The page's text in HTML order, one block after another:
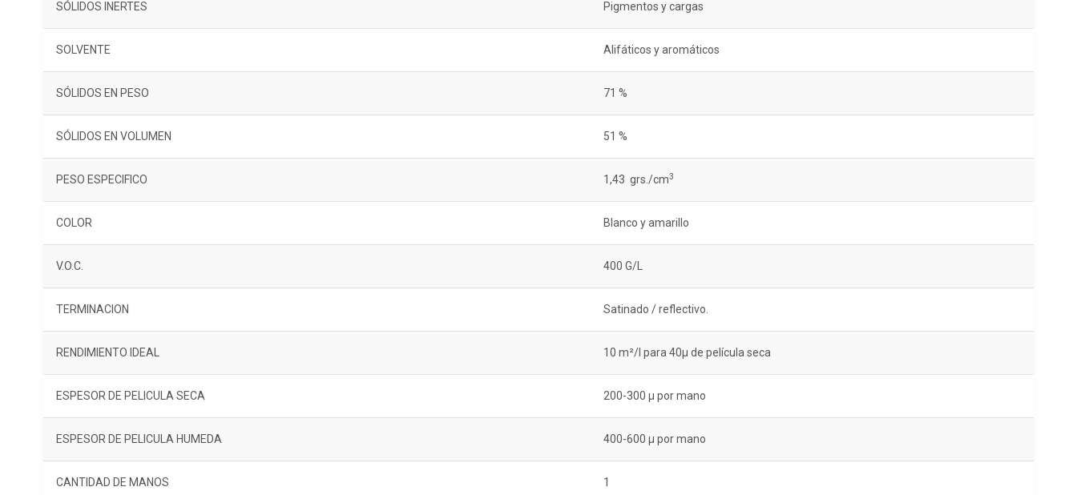
SÓLIDOS INERTES Pigmentos y cargas
SOLVENTE Alifáticos y aromáticos
SÓLIDOS EN PESO 71 %
SÓLIDOS EN VOLUMEN 51 %
PESO ESPECIFICO 1,43 grs./cm3
COLOR Blanco y amarillo
V.O.C. 400 G/L
TERMINACION Satinado / reflectivo.
RENDIMIENTO IDEAL 10 m²/l para 40µ de película seca
ESPESOR DE PELICULA SECA 200-300 µ por mano
ESPESOR DE PELICULA HUMEDA 400-600 µ por mano
CANTIDAD DE MANOS 1